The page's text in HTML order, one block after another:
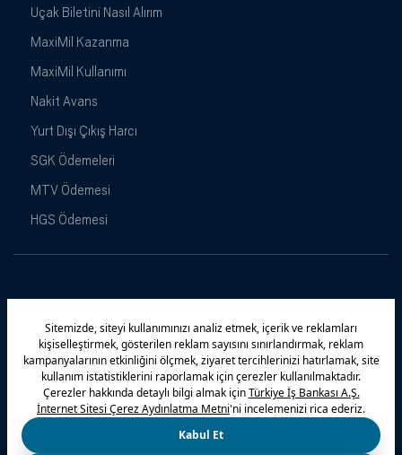
Uçak Biletini Nasıl Alırım
MaxiMil Kazanma
MaxiMil Kullanımı
Nakit Avans
Yurt Dışı Çıkış Harcı
SGK Ödemeleri
MTV Ödemesi
HGS Ödemesi
Maximiles Kampanyalar Yasal Uyarı Güvenlik
Gizlilik Politikamız Bilgi Toplumu Hizmetleri
Çerez Politikası Kişisel Verilerin Korunması